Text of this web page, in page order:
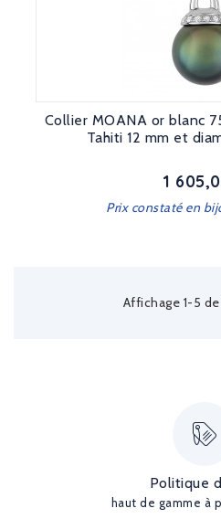
Collier MOANA or blanc
Tahiti 12 mm et
Prix
1
Prix constaté en
Affichage 1-5
Politique
haut de gamme à